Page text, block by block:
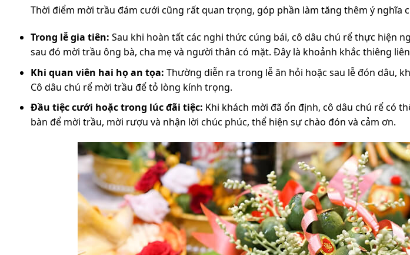
Thời điểm mời trầu đám cưới cũng rất quan trọng, góp phần làm tăng thêm ý nghĩa
Trong lễ gia tiên: Sau khi hoàn tất các nghi thức cúng bái, cô dâu chú rể thực hiện
sau đó mời trầu ông bà, cha mẹ và người thân có mặt. Đây là khoảnh khắc thiêng
Khi quan viên hai họ an tọa: Thường diễn ra trong lễ ăn hỏi hoặc sau lễ đón dâu,
Cô dâu chú rể mời trầu để tỏ lòng kính trọng.
Đầu tiệc cưới hoặc trong lúc đãi tiệc: Khi khách mời đã ổn định, cô dâu chú rể có
bàn để mời trầu, mời rượu và nhận lời chúc phúc, thể hiện sự chào đón và cảm ơn.